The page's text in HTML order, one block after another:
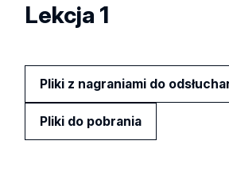
Lekcja 1
Pliki z nagraniami do
Pliki do pobrania